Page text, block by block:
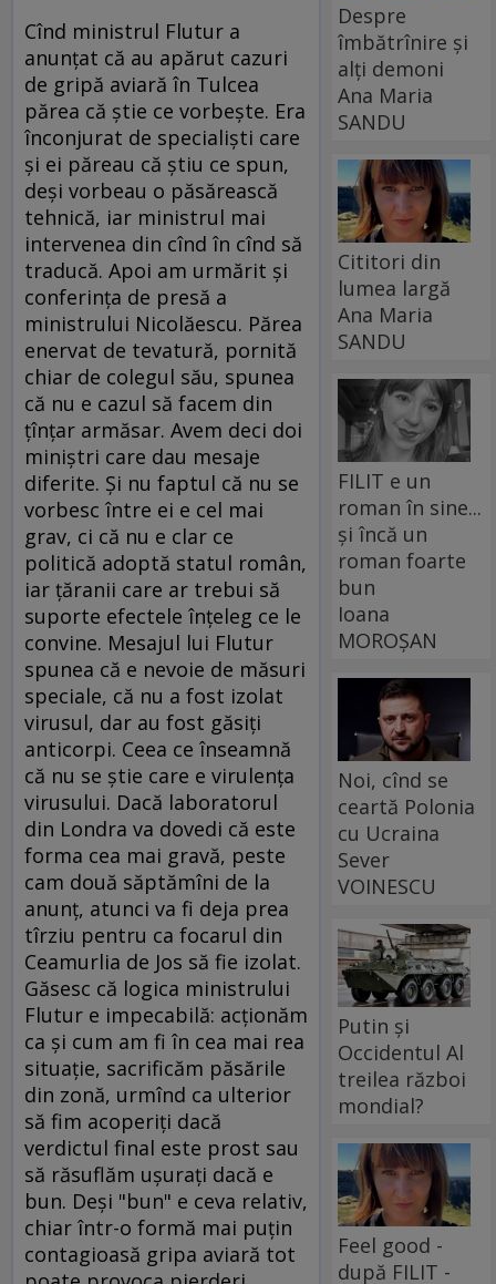
Cînd ministrul Flutur a
anunţat că au apărut cazuri
de gripă aviară în Tulcea
părea că ştie ce vorbeşte. Era
înconjurat de specialişti care
şi ei păreau că ştiu ce spun,
deşi vorbeau o păsărească
tehnică, iar ministrul mai
intervenea din cînd în cînd să
traducă. Apoi am urmărit şi
conferinţa de presă a
ministrului Nicolăescu. Părea
enervat de tevatură, pornită
chiar de colegul său, spunea
că nu e cazul să facem din
ţînţar armăsar. Avem deci doi
miniştri care dau mesaje
diferite. Şi nu faptul că nu se
vorbesc între ei e cel mai
grav, ci că nu e clar ce
politică adoptă statul român,
iar ţăranii care ar trebui să
suporte efectele înţeleg ce le
convine. Mesajul lui Flutur
spunea că e nevoie de măsuri
speciale, că nu a fost izolat
virusul, dar au fost găsiţi
anticorpi. Ceea ce înseamnă
că nu se ştie care e virulenţa
virusului. Dacă laboratorul
din Londra va dovedi că este
forma cea mai gravă, peste
cam două săptămîni de la
anunţ, atunci va fi deja prea
tîrziu pentru ca focarul din
Ceamurlia de Jos să fie izolat.
Găsesc că logica ministrului
Flutur e impecabilă: acţionăm
ca şi cum am fi în cea mai rea
situaţie, sacrificăm păsările
din zonă, urmînd ca ulterior
să fim acoperiţi dacă
verdictul final este prost sau
să răsuflăm uşuraţi dacă e
bun. Deşi "bun" e ceva relativ,
chiar într-o formă mai puţin
contagioasă gripa aviară tot
Despre
îmbătrînire și
alți demoni
Ana Maria
SANDU
Cititori din
lumea largă
Ana Maria
SANDU
FILIT e un
roman în sine...
și încă un
roman foarte
bun
Ioana
MOROȘAN
Noi, cînd se
ceartă Polonia
cu Ucraina
Sever
VOINESCU
Putin și
Occidentul Al
treilea război
mondial?
Feel good -
după FILIT -